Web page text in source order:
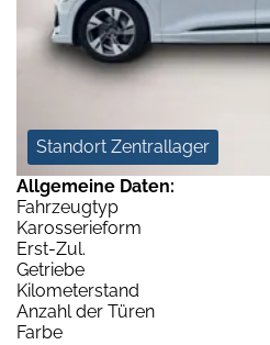
Standort Zentrallager
Allgemeine Daten:
Fahrzeugtyp
Karosserieform
Erst-Zul.
Getriebe
Kilometerstand
Anzahl der Türen
Farbe